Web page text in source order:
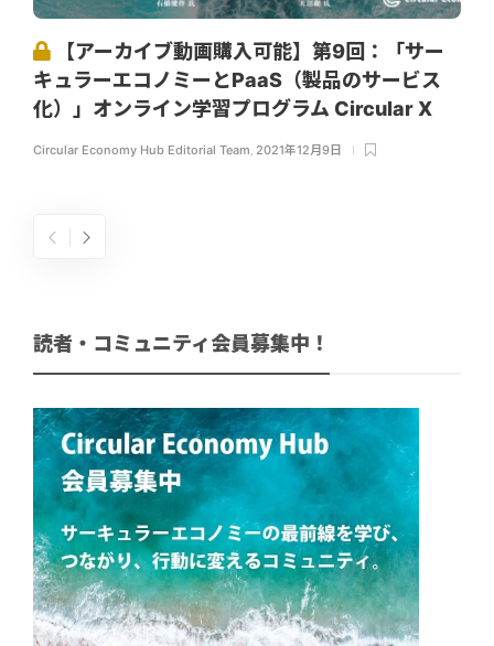
【アーカイブ動画購入可能】第9回：「サー
キュラーエコノミーとPaaS（製品のサービス
化）」オンライン学習プログラム Circular X
Circular Economy Hub Editorial Team 2021年12月9日
読者・コミュニティ会員募集中！